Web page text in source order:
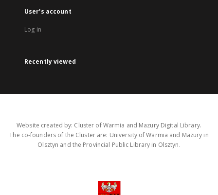
User's account
Log in
Recently viewed
Website created by: Cluster of Warmia and Mazury Digital Library.
The co-founders of the Cluster are: University of Warmia and Mazury in
Olsztyn and the Provincial Public Library in Olsztyn.